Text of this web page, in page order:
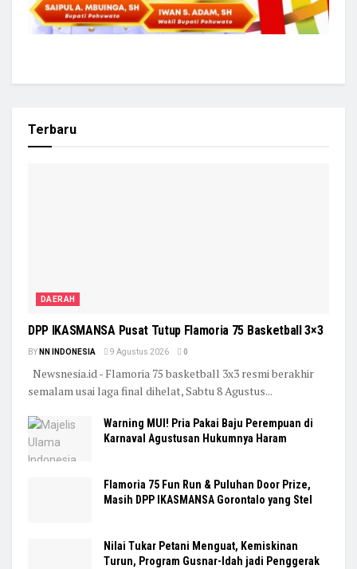
Terbaru
DAERAH
DPP IKASMANSA Pusat Tutup Flamoria 75 Basketball 3×3
BY NN INDONESIA 9 Agustus 2026 0
Newsnesia.id - Flamoria 75 basketball 3x3 resmi berakhir
semalam usai laga final dihelat, Sabtu 8 Agustus...
Warning MUI! Pria Pakai Baju Perempuan di
Karnaval Agustusan Hukumnya Haram
Flamoria 75 Fun Run & Puluhan Door Prize,
Masih DPP IKASMANSA Gorontalo yang Stel
Nilai Tukar Petani Menguat, Kemiskinan
Turun, Program Gusnar-Idah jadi Penggerak